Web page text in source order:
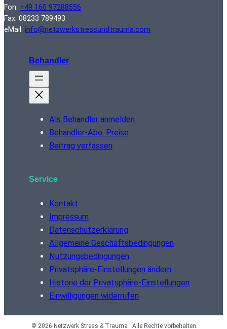
Fon: +49 160 97288556
Fax: 08233 789493
eMail: info@netzwerkstressundtrauma.com
Behandler
Als Behandler anmelden
Behandler-Abo: Preise
Beitrag verfassen
Service
Kontakt
Impressum
Datenschutzerklärung
Allgemeine Geschäftsbedingungen
Nutzungsbedingungen
Privatsphäre-Einstellungen ändern
Historie der Privatsphäre-Einstellungen
Einwilligungen widerrufen
© 2026 Netzwerk Stress & Trauma · Alle Rechte vorbehalten